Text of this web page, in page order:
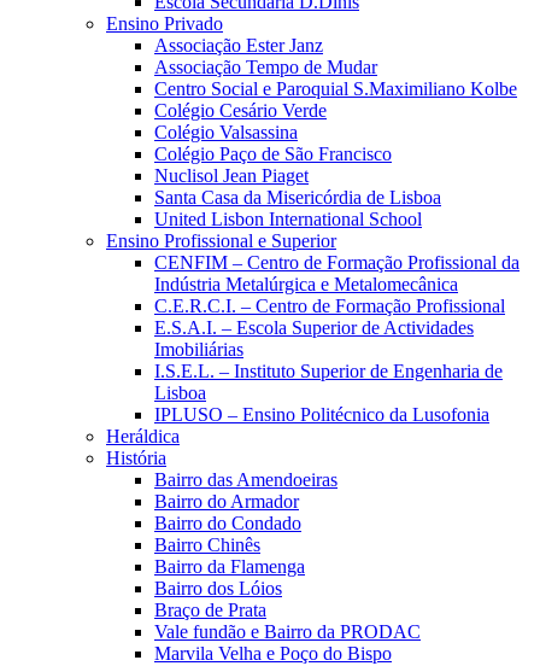
Ensino Privado
Associação Ester Janz
Associação Tempo de Mudar
Centro Social e Paroquial S.Maximiliano Kolbe
Colégio Cesário Verde
Colégio Valsassina
Colégio Paço de São Francisco
Nuclisol Jean Piaget
Santa Casa da Misericórdia de Lisboa
United Lisbon International School
Ensino Profissional e Superior
CENFIM – Centro de Formação Profissional da
Indústria Metalúrgica e Metalomecânica
C.E.R.C.I. – Centro de Formação Profissional
E.S.A.I. – Escola Superior de Actividades
Imobiliárias
I.S.E.L. – Instituto Superior de Engenharia de
Lisboa
IPLUSO – Ensino Politécnico da Lusofonia
Heráldica
História
Bairro das Amendoeiras
Bairro do Armador
Bairro do Condado
Bairro Chinês
Bairro da Flamenga
Bairro dos Lóios
Braço de Prata
Vale fundão e Bairro da PRODAC
Marvila Velha e Poço do Bispo